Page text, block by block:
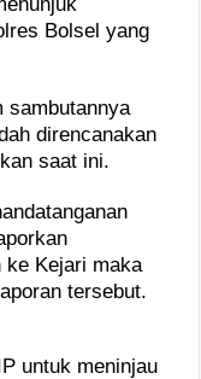
Bolsel yang
sambutannya
direncanakan
saat ini.
ke Kejari maka
tersebut.
untuk meninjau